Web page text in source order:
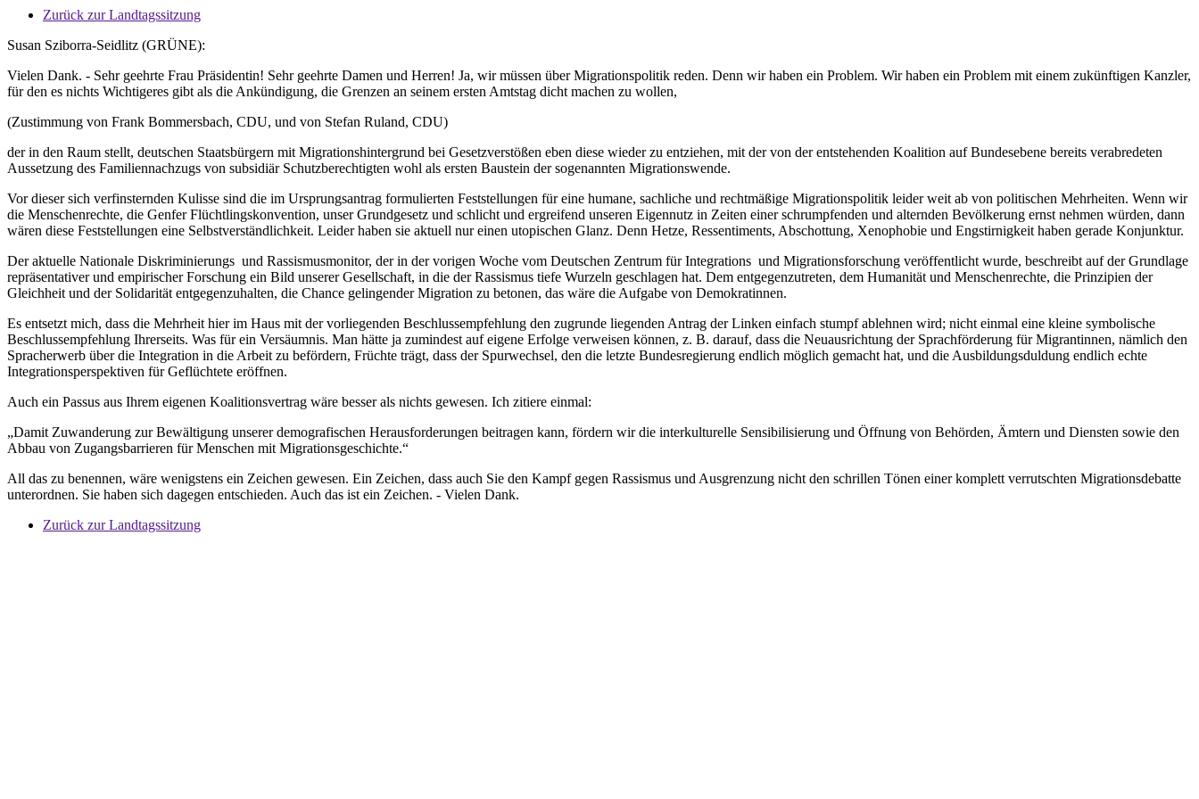
Zurück zur Landtagssitzung
Susan Sziborra-Seidlitz (GRÜNE):
Vielen Dank. - Sehr geehrte Frau Präsidentin! Sehr geehrte Damen und Herren! Ja, wir müssen über Migrationspolitik reden. Denn wir haben ein Problem. Wir haben ein Problem mit einem zukünftigen Kanzler,
für den es nichts Wichtigeres gibt als die Ankündigung, die Grenzen an seinem ersten Amtstag dicht machen zu wollen,
(Zustimmung von Frank Bommersbach, CDU, und von Stefan Ruland, CDU)
der in den Raum stellt, deutschen Staatsbürgern mit Migrationshintergrund bei Gesetzverstößen eben diese wieder zu entziehen, mit der von der entstehenden Koalition auf Bundesebene bereits verabredeten
Aussetzung des Familiennachzugs von subsidiär Schutzberechtigten wohl als ersten Baustein der sogenannten Migrationswende.
Vor dieser sich verfinsternden Kulisse sind die im Ursprungsantrag formulierten Feststellungen für eine humane, sachliche und rechtmäßige Migrationspolitik leider weit ab von politischen Mehrheiten. Wenn wir
die Menschenrechte, die Genfer Flüchtlingskonvention, unser Grundgesetz und schlicht und ergreifend unseren Eigennutz in Zeiten einer schrumpfenden und alternden Bevölkerung ernst nehmen würden, dann
wären diese Feststellungen eine Selbstverständlichkeit. Leider haben sie aktuell nur einen utopischen Glanz. Denn Hetze, Ressentiments, Abschottung, Xenophobie und Engstirnigkeit haben gerade Konjunktur.
Der aktuelle Nationale Diskriminierungs und Rassismusmonitor, der in der vorigen Woche vom Deutschen Zentrum für Integrations und Migrationsforschung veröffentlicht wurde, beschreibt auf der Grundlage
repräsentativer und empirischer Forschung ein Bild unserer Gesellschaft, in die der Rassismus tiefe Wurzeln geschlagen hat. Dem entgegenzutreten, dem Humanität und Menschenrechte, die Prinzipien der
Gleichheit und der Solidarität entgegenzuhalten, die Chance gelingender Migration zu betonen, das wäre die Aufgabe von Demokratinnen.
Es entsetzt mich, dass die Mehrheit hier im Haus mit der vorliegenden Beschlussempfehlung den zugrunde liegenden Antrag der Linken einfach stumpf ablehnen wird; nicht einmal eine kleine symbolische
Beschlussempfehlung Ihrerseits. Was für ein Versäumnis. Man hätte ja zumindest auf eigene Erfolge verweisen können, z. B. darauf, dass die Neuausrichtung der Sprachförderung für Migrantinnen, nämlich den
Spracherwerb über die Integration in die Arbeit zu befördern, Früchte trägt, dass der Spurwechsel, den die letzte Bundesregierung endlich möglich gemacht hat, und die Ausbildungsduldung endlich echte
Integrationsperspektiven für Geflüchtete eröffnen.
Auch ein Passus aus Ihrem eigenen Koalitionsvertrag wäre besser als nichts gewesen. Ich zitiere einmal:
„Damit Zuwanderung zur Bewältigung unserer demografischen Herausforderungen beitragen kann, fördern wir die interkulturelle Sensibilisierung und Öffnung von Behörden, Ämtern und Diensten sowie den
Abbau von Zugangsbarrieren für Menschen mit Migrationsgeschichte.“
All das zu benennen, wäre wenigstens ein Zeichen gewesen. Ein Zeichen, dass auch Sie den Kampf gegen Rassismus und Ausgrenzung nicht den schrillen Tönen einer komplett verrutschten Migrationsdebatte
unterordnen. Sie haben sich dagegen entschieden. Auch das ist ein Zeichen. - Vielen Dank.
Zurück zur Landtagssitzung